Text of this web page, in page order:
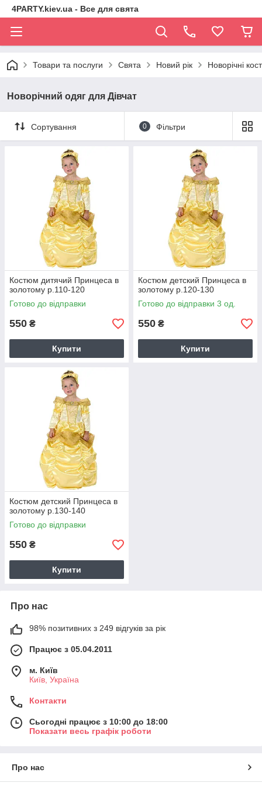
4PARTY.kiev.ua - Все для свята
Товари та послуги Свята Новий рік Новорічні
Новорічний одяг для Дівчат
Сортування 0 Фільтри
Костюм дитячий Принцеса в
золотому р.110-120
Готово до відправки
550 ₴
Купити
Костюм детский Принцеса в
золотому р.120-130
Готово до відправки 3 од.
550 ₴
Купити
Костюм детский Принцеса в
золотому р.130-140
Готово до відправки
550 ₴
Купити
Про нас
98% позитивних з 249 відгуків за рік
Працює з 05.04.2011
м. Київ
Київ, Україна
Контакти
Сьогодні працює з 10:00 до 18:00
Показати весь графік роботи
Про нас